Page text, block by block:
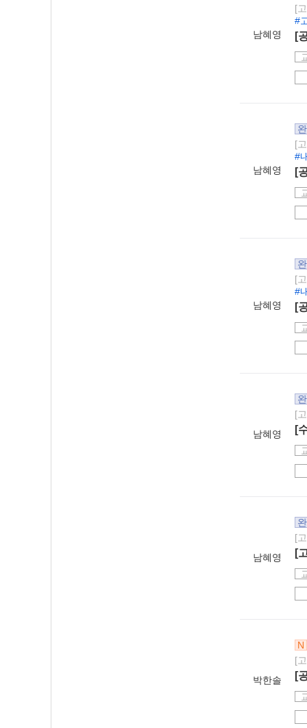
남혜영
[
#
[
남혜영
[
#
[
남혜영
[
#
[
남혜영
[
[
남혜영
[
[
박한솔
N
[
[